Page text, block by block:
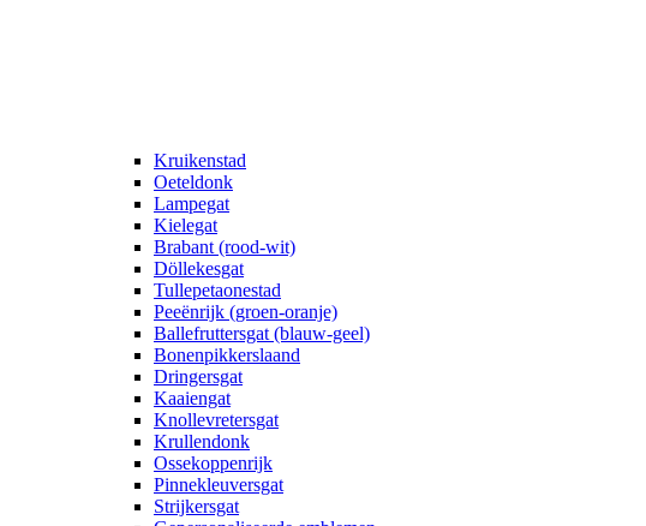
Kruikenstad
Oeteldonk
Lampegat
Kielegat
Brabant (rood-wit)
Döllekesgat
Tullepetaonestad
Peeënrijk (groen-oranje)
Ballefruttersgat (blauw-geel)
Bonenpikkerslaand
Dringersgat
Kaaiengat
Knollevretersgat
Krullendonk
Ossekoppenrijk
Pinnekleuversgat
Strijkersgat